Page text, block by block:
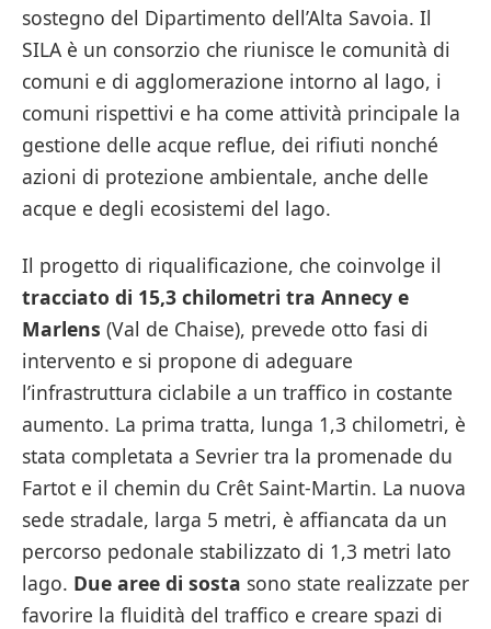
sostegno del Dipartimento dell’Alta Savoia. Il
SILA è un consorzio che riunisce le comunità di
comuni e di agglomerazione intorno al lago, i
comuni rispettivi e ha come attività principale la
gestione delle acque reflue, dei rifiuti nonché
azioni di protezione ambientale, anche delle
acque e degli ecosistemi del lago.
Il progetto di riqualificazione, che coinvolge il
tracciato di 15,3 chilometri tra Annecy e
Marlens (Val de Chaise), prevede otto fasi di
intervento e si propone di adeguare
l’infrastruttura ciclabile a un traffico in costante
aumento. La prima tratta, lunga 1,3 chilometri, è
stata completata a Sevrier tra la promenade du
Fartot e il chemin du Crêt Saint-Martin. La nuova
sede stradale, larga 5 metri, è affiancata da un
percorso pedonale stabilizzato di 1,3 metri lato
lago. Due aree di sosta sono state realizzate per
favorire la fluidità del traffico e creare spazi di